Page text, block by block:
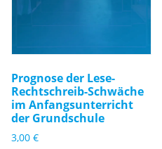
Prognose der Lese-
Rechtschreib-Schwäche
im Anfangsunterricht
der Grundschule
3,00 €